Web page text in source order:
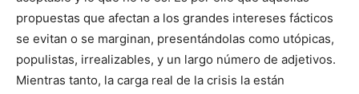
propuestas que afectan a los grandes intereses fácticos
se evitan o se marginan, presentándolas como utópicas,
populistas, irrealizables, y un largo número de adjetivos.
Mientras tanto, la carga real de la crisis la están